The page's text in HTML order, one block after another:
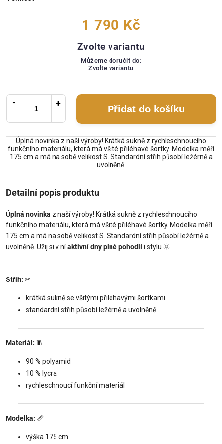
1 790 Kč
Zvolte variantu
Můžeme doručit do:
Zvolte variantu
Přidat do košíku
Úplná novinka z naší výroby! Krátká sukně z rychleschnoucího
funkčního materiálu, která má všité přiléhavé šortky. Modelka měří
175 cm a má na sobě velikost S. Standardní střih působí ležérně a
uvolněně.
Detailní popis produktu
Úplná novinka z naší výroby! Krátká sukně z rychleschnoucího
funkčního materiálu, která má všité přiléhavé šortky. Modelka měří
175 cm a má na sobě velikost S. Standardní střih působí ležérně a
uvolněně. Užij si v níaktivní dny plné pohodlíi stylu 🌞
Střih: ✂
krátká sukně se všitými přiléhavými šortkami
standardní střih působí ležérně a uvolněně
Materiál: 🧵
90 % polyamid
10 % lycra
rychleschnoucí funkční materiál
Modelka: 📏
výška 175 cm